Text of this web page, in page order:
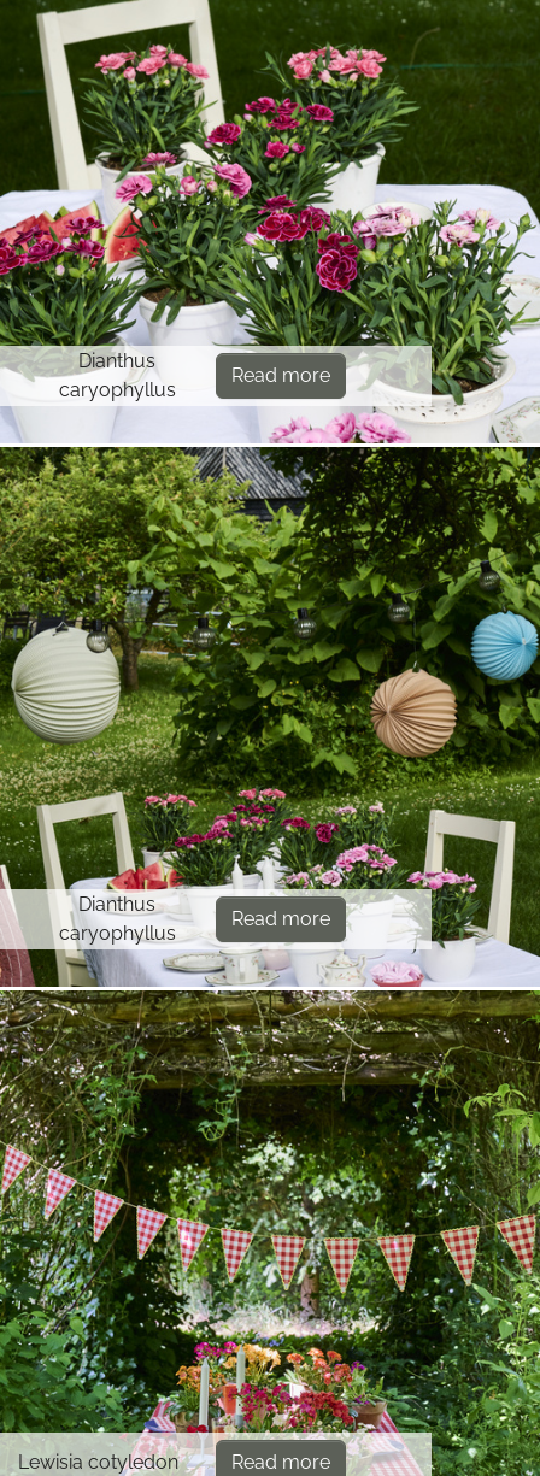
Dianthus
caryophyllus
Read more
Dianthus
caryophyllus
Read more
Lewisia cotyledon Read more